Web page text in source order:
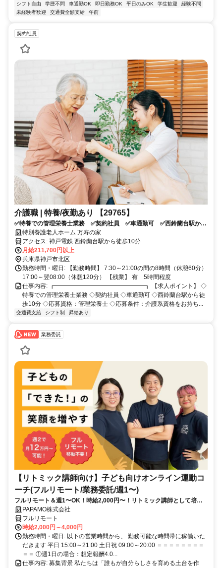
シフト自由
学歴不問 車通勤OK 即日勤務OK 平日のみOK 学生歓迎
経験不問
未経験者歓迎
交通費全額支給 午前
契約社員
介護職 | 特養/夜勤あり 【29765】
✅特養での管理栄養士業務 ✅契約社員 ✅車通勤可 ✅西鈴蘭台駅から
徒歩10分 ✅応募資格：管理栄養士 ✅応募条件：介護系資格をお持ち
の方
特別養護老人ホーム 万寿の家
アクセス: 神戸電鉄 西鈴蘭台駅から徒歩10分
月給211,700円以上
兵庫県神戸市北区
勤務時間・曜日: 【勤務時間】 7:30～21:00の間の8時間（休憩60分）
17:00～翌08:00（休憩120分） 【残業】 有 5時間程度
仕事内容: ┏━━━━━━━━━━━━━━━┓ 【求人ポイント】 ◇
特養での管理栄養士業務 ◇契約社員 ◇車通勤可 ◇西鈴蘭台駅から徒
歩10分 ◇応募資格：管理栄養士 ◇応募条件：介護系資格をお持ち...
交通費支給 シフト制 昇給あり
業務委託
【リトミック講師向け】子ども向けオンライン運動コ
ーチ(フルリモート/業務委託/週1〜)
フルリモート＆週1〜OK！時給2,000円〜！リトミック講師として培っ
てきた経験を活かしながら、スキマ時間で子どもを支援できるお仕事で
す◎
PAPAMO株式会社
フルリモート
時給2,000円～4,000円
勤務時間・曜日: 以下の営業時間から、 勤務可能な時間帯に稼働いた
だきます 平日 15:00～21:00 土日祝 09:00～20:00 ＝＝＝＝＝＝＝＝
＝＝ ①週1日の場合：想定報酬4.0...
仕事内容: 募集背景 私たちは「誰もが自分らしさを育める土台を作